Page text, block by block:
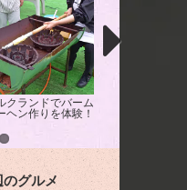
クランドでバーム
ヘン作りを体験！
グルメ